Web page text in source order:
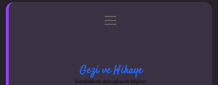
Gizlilik Politikası
menüyü
aç
Gezi ve Hikaye
Yolculuklarla dolu eğlenceli bilgiler!